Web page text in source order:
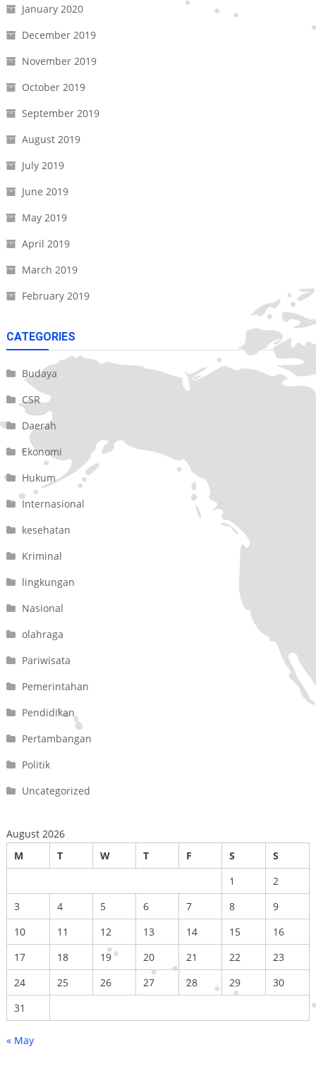
January 2020
December 2019
November 2019
October 2019
September 2019
August 2019
July 2019
June 2019
May 2019
April 2019
March 2019
February 2019
CATEGORIES
Budaya
CSR
Daerah
Ekonomi
Hukum
Internasional
kesehatan
Kriminal
lingkungan
Nasional
olahraga
Pariwisata
Pemerintahan
Pendidikan
Pertambangan
Politik
Uncategorized
August 2026
M
T W T F S
S
1
2
3
4 5 6 7 8
9
10
11 12 13 14 15
16
17
18 19 20 21 22
23
24
25 26 27 28 29
30
31
« May